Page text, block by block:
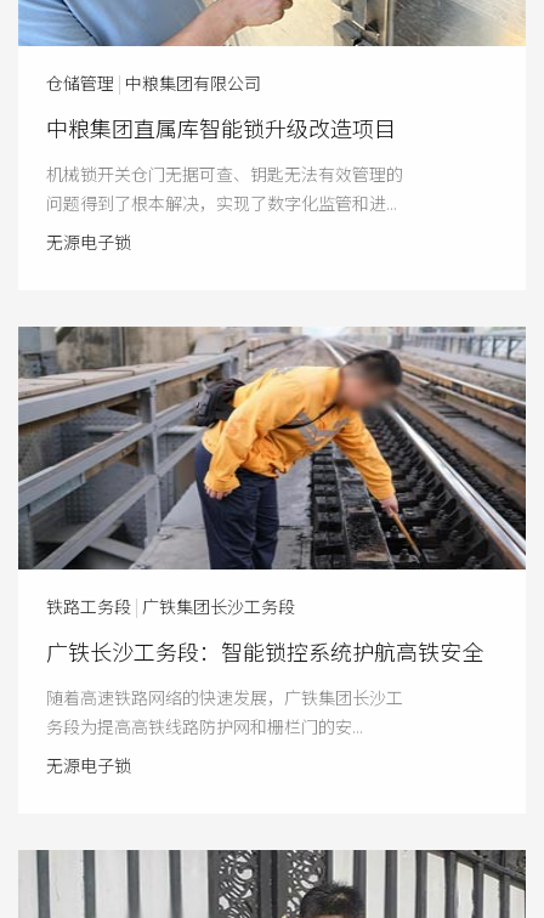
仓储管理 | 中粮集团有限公司
中粮集团直属库智能锁升级改造项目
机械锁开关仓门无据可查、钥匙无法有效管理的
问题得到了根本解决，实现了数字化监管和进...
无源电子锁
铁路工务段 | 广铁集团长沙工务段
广铁长沙工务段：智能锁控系统护航高铁安全
随着高速铁路网络的快速发展，广铁集团长沙工
务段为提高高铁线路防护网和栅栏门的安...
无源电子锁